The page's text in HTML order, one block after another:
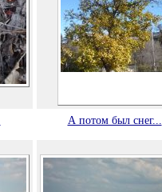
А потом был снег...